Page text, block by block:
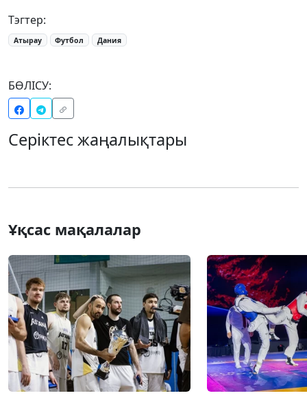
Тэгтер:
Атырау Футбол Дания
БӨЛІСУ:
Серіктес жаңалықтары
Ұқсас мақалалар